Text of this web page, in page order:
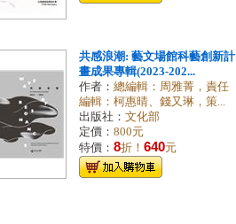
共感浪潮: 藝文場館科藝創新計
畫成果專輯(2023-202...
作者： 總編輯：周雅菁，責任
編輯：柯惠晴、錢又琳，策...
出版社： 文化部
定價： 800元
特價： 8折！ 640元